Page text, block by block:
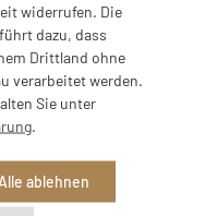
widerrufen. Die
dazu, dass
Drittland ohne
verarbeitet werden.
Sie unter
.
ablehnen